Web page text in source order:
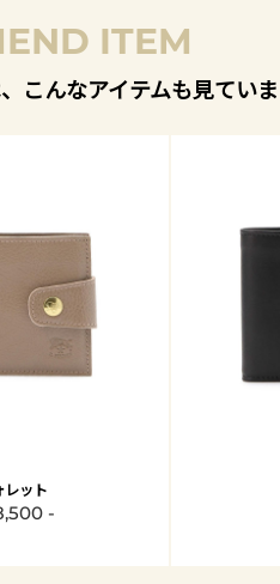
ITEM
こんなアイテムも見てい
レット
-